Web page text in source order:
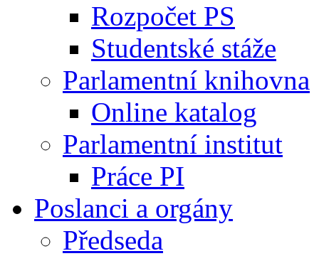
Rozpočet PS
Studentské stáže
Parlamentní knihovna
Online katalog
Parlamentní institut
Práce PI
Poslanci a orgány
Předseda